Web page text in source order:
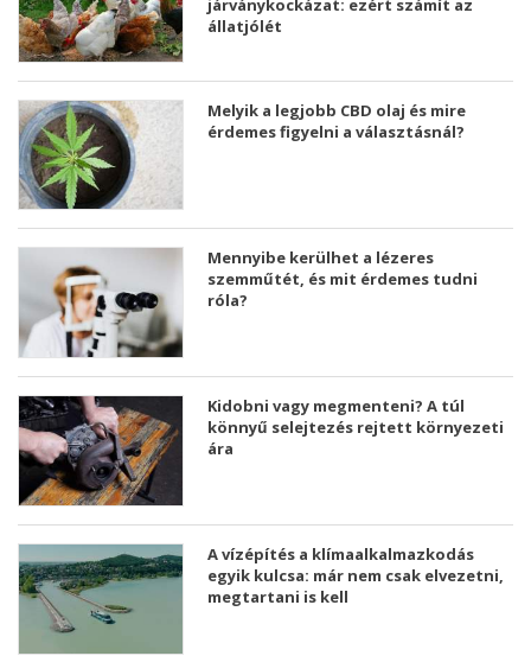
járványkockázat: ezért számít az
állatjólét
Melyik a legjobb CBD olaj és mire
érdemes figyelni a választásnál?
Mennyibe kerülhet a lézeres
szemműtét, és mit érdemes tudni
róla?
Kidobni vagy megmenteni? A túl
könnyű selejtezés rejtett környezeti
ára
A vízépítés a klímaalkalmazkodás
egyik kulcsa: már nem csak elvezetni,
megtartani is kell